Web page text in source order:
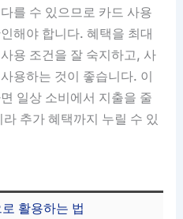
를 수 있으므로 카드 사용
해야 합니다. 혜택을 최대
용 조건을 잘 숙지하고, 사
용하는 것이 좋습니다. 이
일상 소비에서 지출을 줄
추가 혜택까지 누릴 수 있
활용하는 법